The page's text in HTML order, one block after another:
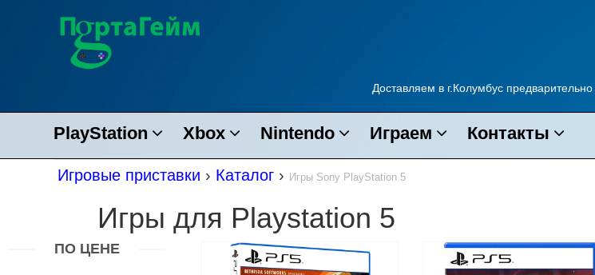
Доставляем в г.Колумбус
PlayStation Xbox Nintendo Играем Контакты
Игровые приставки › Каталог › Игры Sony PlayStation 5
Игры для Playstation 5
ПО ЦЕНЕ